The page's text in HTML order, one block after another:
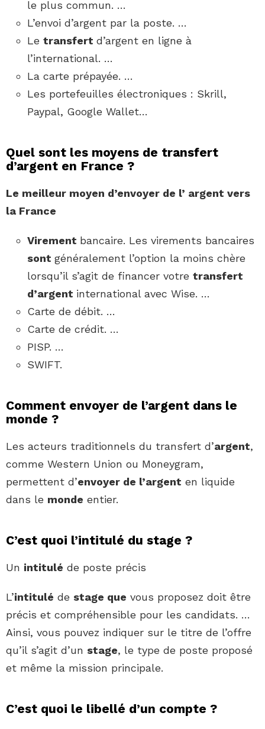
le plus commun. …
L’envoi d’argent par la poste. …
Le transfert d’argent en ligne à
l’international. …
La carte prépayée. …
Les portefeuilles électroniques : Skrill,
Paypal, Google Wallet…
Quel sont les moyens de transfert
d’argent en France ?
Le meilleur moyen d’envoyer de l’ argent vers
la France
Virement bancaire. Les virements bancaires
sont généralement l’option la moins chère
lorsqu’il s’agit de financer votre transfert
d’argent international avec Wise. …
Carte de débit. …
Carte de crédit. …
PISP. …
SWIFT.
Comment envoyer de l’argent dans le
monde ?
Les acteurs traditionnels du transfert d’argent,
comme Western Union ou Moneygram,
permettent d’envoyer de l’argent en liquide
dans le monde entier.
C’est quoi l’intitulé du stage ?
Un intitulé de poste précis
L’intitulé de stage que vous proposez doit être
précis et compréhensible pour les candidats. …
Ainsi, vous pouvez indiquer sur le titre de l’offre
qu’il s’agit d’un stage, le type de poste proposé
et même la mission principale.
C’est quoi le libellé d’un compte ?